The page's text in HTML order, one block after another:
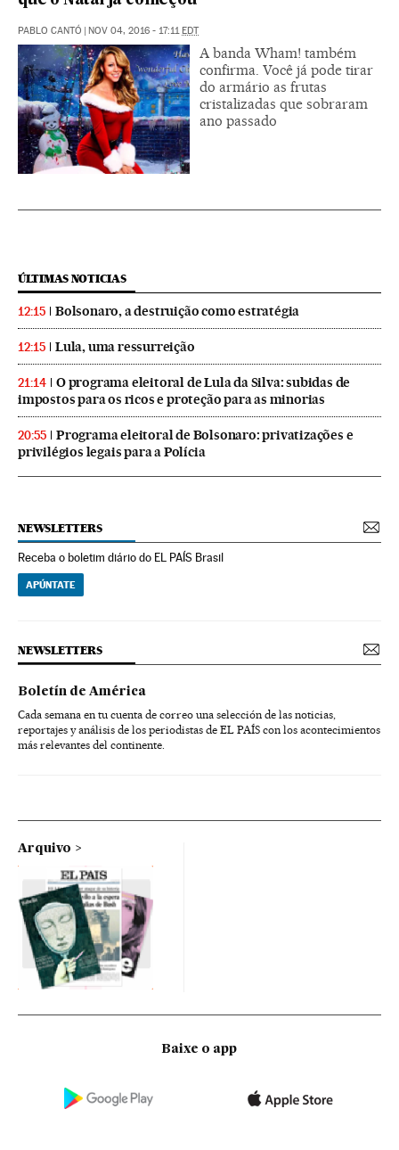
PABLO CANTÓ NOV 04, 2016 - 17:11 EDT
A banda Wham! também
confirma. Você já pode tirar
do armário as frutas
cristalizadas que sobraram
ano passado
ÚLTIMAS NOTICIAS
12:15 Bolsonaro, a destruição como estratégia
12:15 Lula, uma ressurreição
21:14
O programa eleitoral de Lula da Silva: subidas de
impostos para os ricos e proteção para as minorias
20:55
Programa eleitoral de Bolsonaro: privatizações e
privilégios legais para a Polícia
NEWSLETTERS
Receba o boletim diário do EL PAÍS Brasil
APÚNTATE
NEWSLETTERS
Boletín de América
Cada semana en tu cuenta de correo una selección de las noticias,
reportajes y análisis de los periodistas de EL PAÍS con los acontecimientos
más relevantes del continente.
Arquivo
Baixe o app